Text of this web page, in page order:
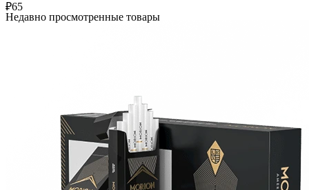
₽65
Недавно просмотренные товары